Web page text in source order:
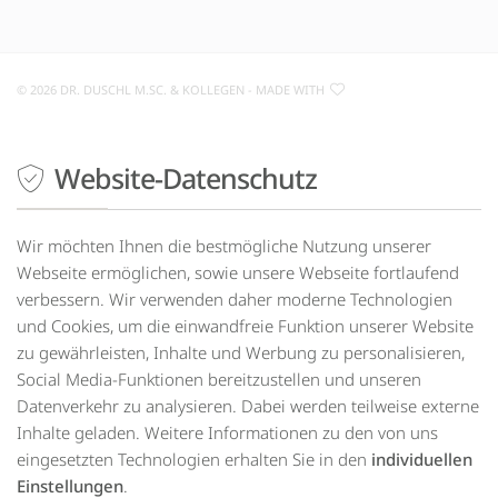
© 2026 DR. DUSCHL M.SC. & KOLLEGEN - MADE WITH
Drücken
Sie
um
durch
Optionen
zu
navigieren.
ESC
lehnt
alle
Cookies
ab.
Website-Datenschutz
Wir möchten Ihnen die bestmögliche Nutzung unserer
Webseite ermöglichen, sowie unsere Webseite fortlaufend
verbessern. Wir verwenden daher moderne Technologien
und Cookies, um die einwandfreie Funktion unserer Website
zu gewährleisten, Inhalte und Werbung zu personalisieren,
Social Media-Funktionen bereitzustellen und unseren
Datenverkehr zu analysieren. Dabei werden teilweise externe
Inhalte geladen. Weitere Informationen zu den von uns
eingesetzten Technologien erhalten Sie in den individuellen
Einstellungen.